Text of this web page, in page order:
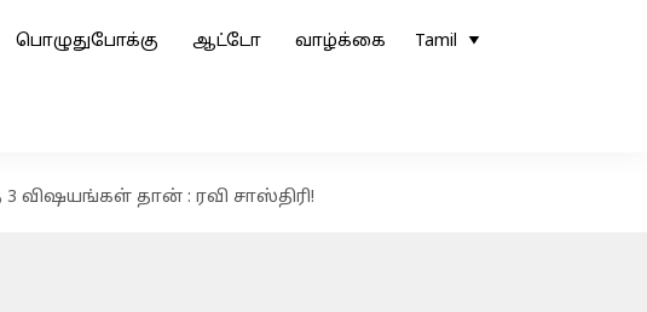
பொழுதுபோக்கு ஆட்டோ வாழ்க்கை Tamil
தான் : ரவி சாஸ்திரி!